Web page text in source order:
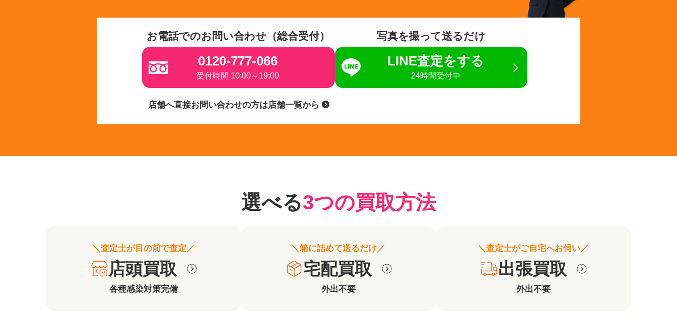
お電話でのお問い合わせ（総合受付）
0120-777-066
受付時間 10:00～19:00
写真を撮って送るだけ
LINE査定をする
24時間受付中
店舗へ直接お問い合わせの方は店舗一覧から
選べる3つの買取方法
＼査定士が目の前で査定／
店頭買取
各種感染対策完備
＼箱に詰めて送るだけ／
宅配買取
外出不要
＼査定士がご自宅へお伺い／
出張買取
外出不要